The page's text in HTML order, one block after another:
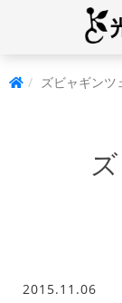
ズビャギンツ
2015.11.06